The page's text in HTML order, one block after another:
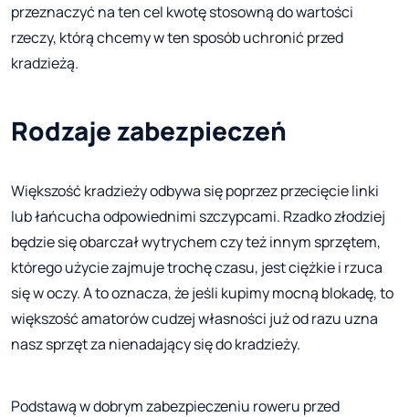
przeznaczyć na ten cel kwotę stosowną do wartości
rzeczy, którą chcemy w ten sposób uchronić przed
kradzieżą.
Rodzaje zabezpieczeń
Większość kradzieży odbywa się poprzez przecięcie linki
lub łańcucha odpowiednimi szczypcami. Rzadko złodziej
będzie się obarczał wytrychem czy też innym sprzętem,
którego użycie zajmuje trochę czasu, jest ciężkie i rzuca
się w oczy. A to oznacza, że jeśli kupimy mocną blokadę, to
większość amatorów cudzej własności już od razu uzna
nasz sprzęt za nienadający się do kradzieży.
Podstawą w dobrym zabezpieczeniu roweru przed